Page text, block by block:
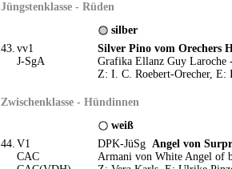
Jüngstenklasse - Rüden
silber
43. vv1
J-SgA
Silver Pino vom Orechers
Grafika Ellanz Guy Laroche
Z: I. C. Roebert-Orecher, E:
Zwischenklasse - Hündinnen
weiß
44. V1
CAC
DPK-JüSg Angel von
Armani von White Angel of